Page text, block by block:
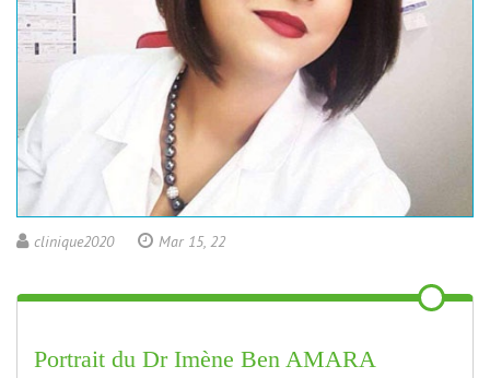
clinique2020 Mar 15, 22
Portrait du Dr Imène Ben AMARA